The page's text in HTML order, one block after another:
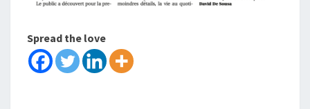
Spread the love